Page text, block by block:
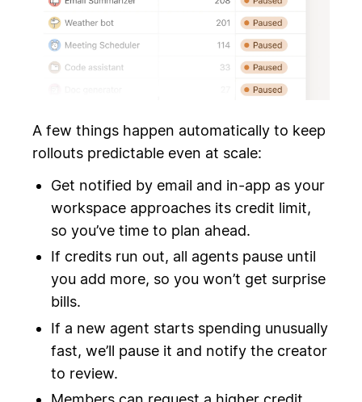
A few things happen automatically to keep
rollouts predictable even at scale:
Get notified by email and in-app as your
workspace approaches its credit limit,
so you’ve time to plan ahead.
If credits run out, all agents pause until
you add more, so you won’t get surprise
bills.
If a new agent starts spending unusually
fast, we’ll pause it and notify the creator
to review.